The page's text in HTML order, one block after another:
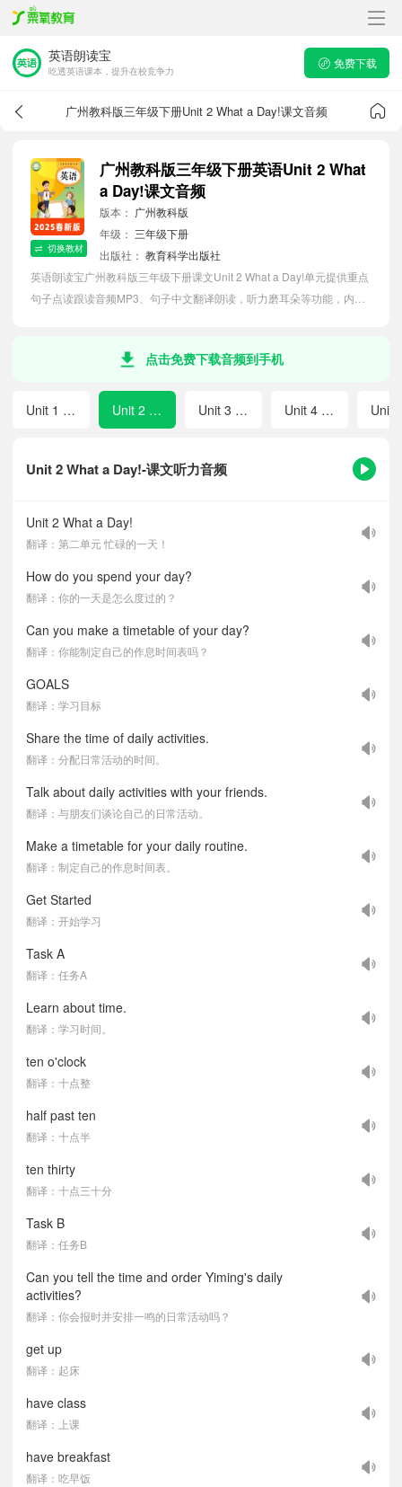
英语朗读宝
吃透英语课本，提升在校竞争力
免费下载
广州教科版三年级下册Unit 2 What a Day!课文音频
切换教材
广州教科版三年级下册英语Unit 2 What
a Day!课文音频
版本： 广州教科版
年级： 三年级下册
出版社： 教育科学出版社
英语朗读宝广州教科版三年级下册课文Unit 2 What a Day!单元提供重点
句子点读跟读音频MP3、句子中文翻译朗读，听力磨耳朵等功能，内容
点击免费下载音频到手机
Unit 2 What a Day!-课文听力音频
Unit 2 What a Day!
翻译：第二单元 忙碌的一天！
How do you spend your day?
翻译：你的一天是怎么度过的？
Can you make a timetable of your day?
翻译：你能制定自己的作息时间表吗？
GOALS
翻译：学习目标
Share the time of daily activities.
翻译：分配日常活动的时间。
Talk about daily activities with your friends.
翻译：与朋友们谈论自己的日常活动。
Make a timetable for your daily routine.
翻译：制定自己的作息时间表。
Get Started
翻译：开始学习
Task A
翻译：任务A
Learn about time.
翻译：学习时间。
ten o'clock
翻译：十点整
half past ten
翻译：十点半
ten thirty
翻译：十点三十分
Task B
翻译：任务B
Can you tell the time and order Yiming's daily
activities?
翻译：你会报时并安排一鸣的日常活动吗？
get up
翻译：起床
have class
翻译：上课
have breakfast
翻译：吃早饭
Unit 1 Get Up Unit 2 What a Day! Unit 3 Plan My Day Unit 4 Come and Join Us!